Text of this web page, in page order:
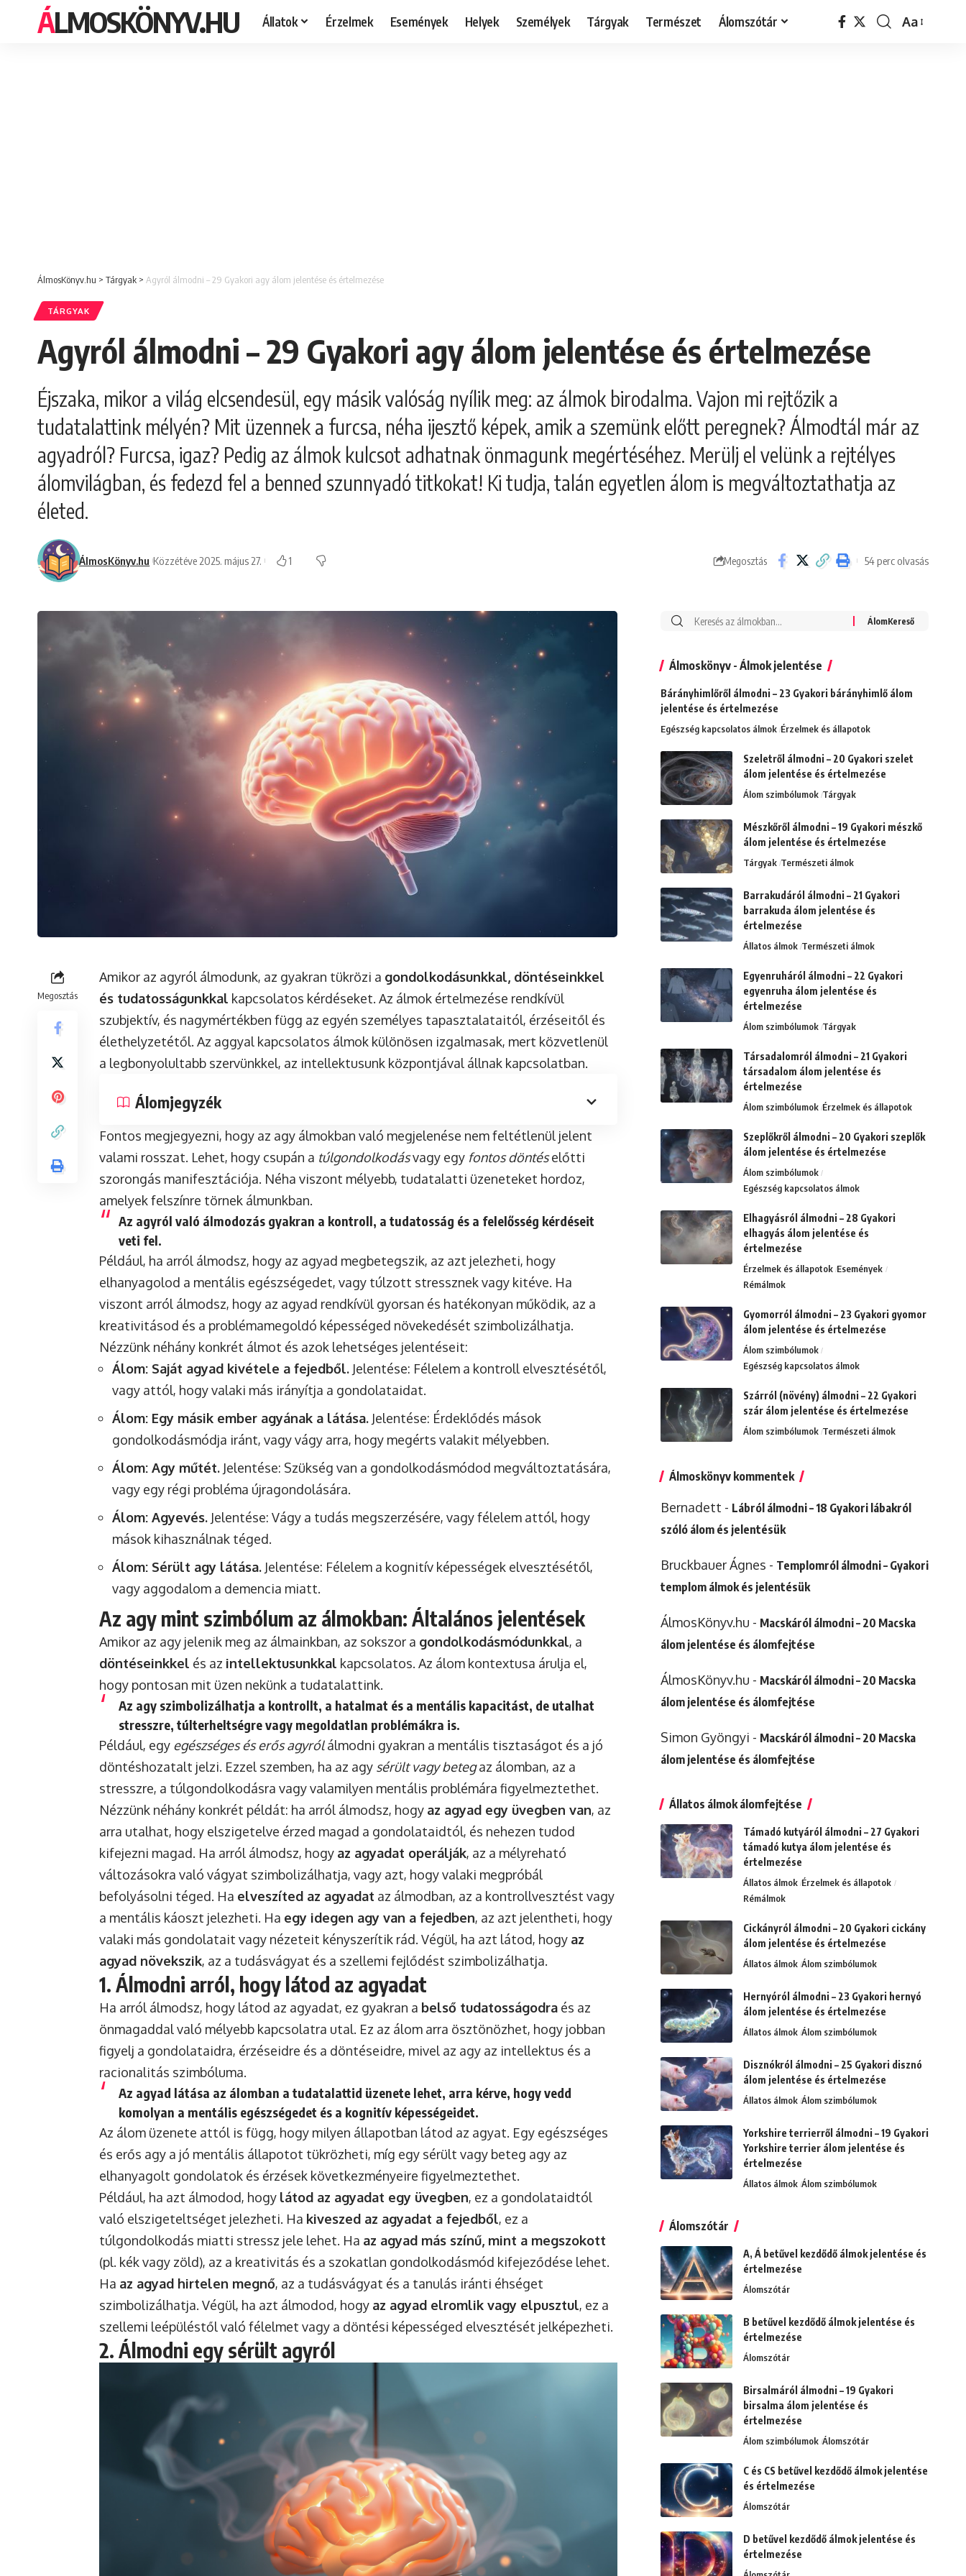
ÁLMOSKÖNYV.HU Állatok Érzelmek Események Helyek Személyek Tárgyak Természet Álomszótár Aa
ÁlmosKönyv.hu > Tárgyak > Agyról álmodni – 29 Gyakori agy álom jelentése és értelmezése
TÁRGYAK
Agyról álmodni – 29 Gyakori agy álom jelentése és értelmezése
Éjszaka, mikor a világ elcsendesül, egy másik valóság nyílik meg: az álmok birodalma. Vajon mi rejtőzik a
tudatalattink mélyén? Mit üzennek a furcsa, néha ijesztő képek, amik a szemünk előtt peregnek? Álmodtál már az
agyadról? Furcsa, igaz? Pedig az álmok kulcsot adhatnak önmagunk megértéséhez. Merülj el velünk a rejtélyes
álomvilágban, és fedezd fel a benned szunnyadó titkokat! Ki tudja, talán egyetlen álom is megváltoztathatja az
életed.
ÁlmosKönyv.hu Közzétéve 2025. május 27. 1 Megosztás 54 perc olvasás
Megosztás
Amikor az agyról álmodunk, az gyakran tükrözi a gondolkodásunkkal, döntéseinkkel
és tudatosságunkkal kapcsolatos kérdéseket. Az álmok értelmezése rendkívül
szubjektív, és nagymértékben függ az egyén személyes tapasztalataitól, érzéseitől és
élethelyzetétől. Az aggyal kapcsolatos álmok különösen izgalmasak, mert közvetlenül
a legbonyolultabb szervünkkel, az intellektusunk központjával állnak kapcsolatban.
Álomjegyzék
Fontos megjegyezni, hogy az agy álmokban való megjelenése nem feltétlenül jelent
valami rosszat. Lehet, hogy csupán a túlgondolkodásvagy egy fontos döntéselőtti
szorongás manifesztációja. Néha viszont mélyebb, tudatalatti üzeneteket hordoz,
amelyek felszínre törnek álmunkban.
Az agyról való álmodozás gyakran a kontroll, a tudatosság és a felelősség kérdéseit
veti fel.
Például, ha arról álmodsz, hogy az agyad megbetegszik, az azt jelezheti, hogy
elhanyagolod a mentális egészségedet, vagy túlzott stressznek vagy kitéve. Ha
viszont arról álmodsz, hogy az agyad rendkívül gyorsan és hatékonyan működik, az a
kreativitásod és a problémamegoldó képességed növekedését szimbolizálhatja.
Nézzünk néhány konkrét álmot és azok lehetséges jelentéseit:
Álom: Saját agyad kivétele a fejedből. Jelentése: Félelem a kontroll elvesztésétől,
vagy attól, hogy valaki más irányítja a gondolataidat.
Álom: Egy másik ember agyának a látása. Jelentése: Érdeklődés mások
gondolkodásmódja iránt, vagy vágy arra, hogy megérts valakit mélyebben.
Álom: Agy műtét. Jelentése: Szükség van a gondolkodásmódod megváltoztatására,
vagy egy régi probléma újragondolására.
Álom: Agyevés. Jelentése: Vágy a tudás megszerzésére, vagy félelem attól, hogy
mások kihasználnak téged.
Álom: Sérült agy látása. Jelentése: Félelem a kognitív képességek elvesztésétől,
vagy aggodalom a demencia miatt.
Az agy mint szimbólum az álmokban: Általános jelentések
Amikor az agy jelenik meg az álmainkban, az sokszor a gondolkodásmódunkkal, a
döntéseinkkel és az intellektusunkkal kapcsolatos. Az álom kontextusa árulja el,
hogy pontosan mit üzen nekünk a tudatalattink.
Az agy szimbolizálhatja a kontrollt, a hatalmat és a mentális kapacitást, de utalhat
stresszre, túlterheltségre vagy megoldatlan problémákra is.
Például, egy egészséges és erős agyrólálmodni gyakran a mentális tisztaságot és a jó
döntéshozatalt jelzi. Ezzel szemben, ha az agy sérült vagy betegaz álomban, az a
stresszre, a túlgondolkodásra vagy valamilyen mentális problémára figyelmeztethet.
Nézzünk néhány konkrét példát: ha arról álmodsz, hogy az agyad egy üvegben van, az
arra utalhat, hogy elszigetelve érzed magad a gondolataidtól, és nehezen tudod
kifejezni magad. Ha arról álmodsz, hogy az agyadat operálják, az a mélyreható
változásokra való vágyat szimbolizálhatja, vagy azt, hogy valaki megpróbál
befolyásolni téged. Ha elveszíted az agyadat az álmodban, az a kontrollvesztést vagy
a mentális káoszt jelezheti. Ha egy idegen agy van a fejedben, az azt jelentheti, hogy
valaki más gondolatait vagy nézeteit kényszerítik rád. Végül, ha azt látod, hogy az
agyad növekszik, az a tudásvágyat és a szellemi fejlődést szimbolizálhatja.
1. Álmodni arról, hogy látod az agyadat
Ha arról álmodsz, hogy látod az agyadat, ez gyakran a belső tudatosságodra és az
önmagaddal való mélyebb kapcsolatra utal. Ez az álom arra ösztönözhet, hogy jobban
figyelj a gondolataidra, érzéseidre és a döntéseidre, mivel az agy az intellektus és a
racionalitás szimbóluma.
Az agyad látása az álomban a tudatalattid üzenete lehet, arra kérve, hogy vedd
komolyan a mentális egészségedet és a kognitív képességeidet.
Az álom üzenete attól is függ, hogy milyen állapotban látod az agyat. Egy egészséges
és erős agy a jó mentális állapotot tükrözheti, míg egy sérült vagy beteg agy az
elhanyagolt gondolatok és érzések következményeire figyelmeztethet.
Például, ha azt álmodod, hogy látod az agyadat egy üvegben, ez a gondolataidtól
való elszigeteltséget jelezheti. Ha kiveszed az agyadat a fejedből, ez a
túlgondolkodás miatti stressz jele lehet. Ha az agyad más színű, mint a megszokott
(pl. kék vagy zöld), az a kreativitás és a szokatlan gondolkodásmód kifejeződése lehet.
Ha az agyad hirtelen megnő, az a tudásvágyat és a tanulás iránti éhséget
szimbolizálhatja. Végül, ha azt álmodod, hogy az agyad elromlik vagy elpusztul, ez a
szellemi leépüléstől való félelmet vagy a döntési képességed elvesztését jelképezheti.
2. Álmodni egy sérült agyról
Álmoskönyv - Álmok jelentése
Bárányhimlőről álmodni – 23 Gyakori bárányhimlő álom
jelentése és értelmezése
Egészség kapcsolatos álmok Érzelmek és állapotok
Szeletről álmodni – 20 Gyakori szelet
álom jelentése és értelmezése
Álom szimbólumok Tárgyak
Mészkőről álmodni – 19 Gyakori mészkő
álom jelentése és értelmezése
Tárgyak Természeti álmok
Barrakudáról álmodni – 21 Gyakori
barrakuda álom jelentése és
értelmezése
Állatos álmok Természeti álmok
Egyenruháról álmodni – 22 Gyakori
egyenruha álom jelentése és
értelmezése
Álom szimbólumok Tárgyak
Társadalomról álmodni – 21 Gyakori
társadalom álom jelentése és
értelmezése
Álom szimbólumok Érzelmek és állapotok
Szeplőkről álmodni – 20 Gyakori szeplők
álom jelentése és értelmezése
Álom szimbólumok
Egészség kapcsolatos álmok
Elhagyásról álmodni – 28 Gyakori
elhagyás álom jelentése és
értelmezése
Érzelmek és állapotok Események
Rémálmok
Gyomorról álmodni – 23 Gyakori gyomor
álom jelentése és értelmezése
Álom szimbólumok
Egészség kapcsolatos álmok
Szárról (növény) álmodni – 22 Gyakori
szár álom jelentése és értelmezése
Álom szimbólumok Természeti álmok
Álmoskönyv kommentek
Bernadett - Lábról álmodni – 18 Gyakori lábakról
szóló álom és jelentésük
Bruckbauer Ágnes - Templomról álmodni – Gyakori
templom álmok és jelentésük
ÁlmosKönyv.hu - Macskáról álmodni – 20 Macska
álom jelentése és álomfejtése
ÁlmosKönyv.hu - Macskáról álmodni – 20 Macska
álom jelentése és álomfejtése
Simon Gyöngyi - Macskáról álmodni – 20 Macska
álom jelentése és álomfejtése
Állatos álmok álomfejtése
Támadó kutyáról álmodni – 27 Gyakori
támadó kutya álom jelentése és
értelmezése
Állatos álmok Érzelmek és állapotok
Rémálmok
Cickányról álmodni – 20 Gyakori cickány
álom jelentése és értelmezése
Állatos álmok Álom szimbólumok
Hernyóról álmodni – 23 Gyakori hernyó
álom jelentése és értelmezése
Állatos álmok Álom szimbólumok
Disznókról álmodni – 25 Gyakori disznó
álom jelentése és értelmezése
Állatos álmok Álom szimbólumok
Yorkshire terrierről álmodni – 19 Gyakori
Yorkshire terrier álom jelentése és
értelmezése
Állatos álmok Álom szimbólumok
Álomszótár
A, Á betűvel kezdődő álmok jelentése és
értelmezése
Álomszótár
B betűvel kezdődő álmok jelentése és
értelmezése
Álomszótár
Birsalmáról álmodni – 19 Gyakori
birsalma álom jelentése és
értelmezése
Álom szimbólumok Álomszótár
C és CS betűvel kezdődő álmok jelentése
és értelmezése
Álomszótár
D betűvel kezdődő álmok jelentése és
értelmezése